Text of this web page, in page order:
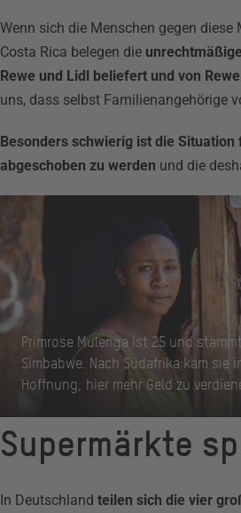
Wenn sich die Menschen gegen
Costa Rica belegen die
Rewe und Lidl beliefert und von
uns, dass selbst Familienangehörige
Besonders schwierig ist die
abgeschoben zu werden und die
Primrose Mulenga ist 25 und
Simbabwe. Nach Südafrika kam sie
Hoffnung, hier mehr Geld zu
Supermärkte
In Deutschland teilen sich die vier